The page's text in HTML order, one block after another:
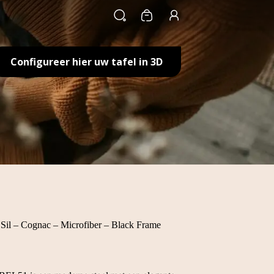
Winkelwagen
Configureer hier uw tafel in 3D
– Cognac – Microfiber – Black Frame